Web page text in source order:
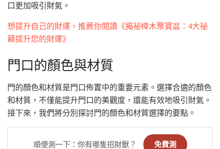
口更加吸引財氣。
想提升自己的財運，推薦你閱讀《揭祕樟木聚寶盆：4大祕
籍提升您的財運》
門口的顏色與材質
門的顏色和材質是門口佈置中的重要元素。選擇合適的顏色
和材質，不僅能提升門口的美觀度，還能有效地吸引財氣。
接下來，我們將分別探討門的顏色和材質選擇的要點。
順便測一下：你有哪隻招財獸？ 免費測